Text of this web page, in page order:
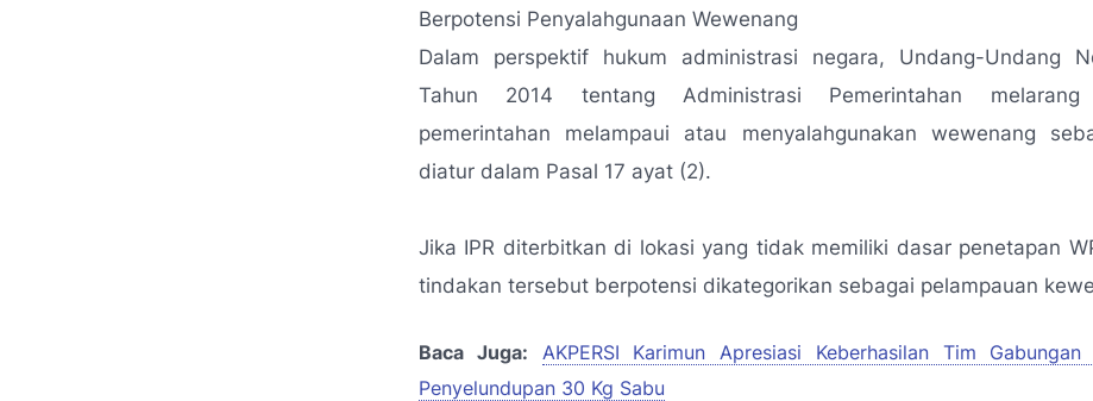
Berpotensi Penyalahgunaan Wewenang
Dalam perspektif hukum administrasi negara, Undang-Undang
Tahun 2014 tentang Administrasi Pemerintahan melarang
pemerintahan melampaui atau menyalahgunakan wewenang
diatur dalam Pasal 17 ayat (2).
Jika IPR diterbitkan di lokasi yang tidak memiliki dasar penetapan
tindakan tersebut berpotensi dikategorikan sebagai pelampauan
Baca Juga:
AKPERSI Karimun Apresiasi Keberhasilan Tim Gabungan
Penyelundupan 30 Kg Sabu